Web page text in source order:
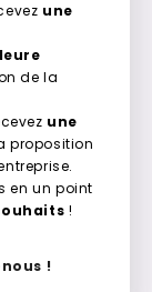
une
de la
une
proposition
en un point
!
!